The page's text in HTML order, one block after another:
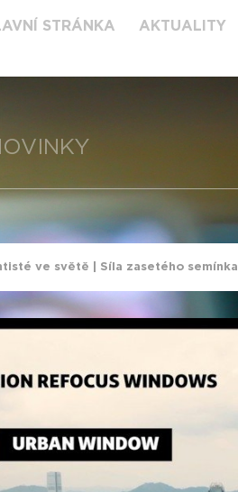
STRÁNKA AKTUALITY
ve světě | Síla zasetého semínka